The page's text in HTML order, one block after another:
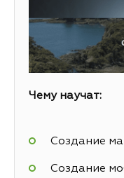
Чему научат:
Создание
Создание